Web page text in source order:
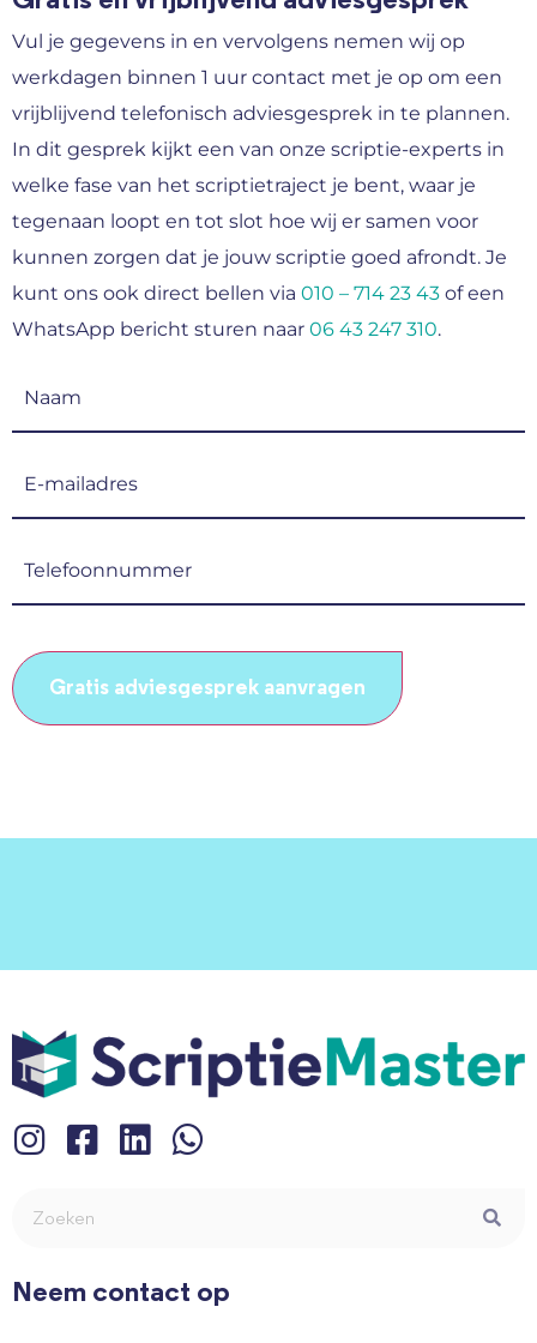
Vul je gegevens in en vervolgens nemen wij op
werkdagen binnen 1 uur contact met je op om een
vrijblijvend telefonisch adviesgesprek in te plannen.
In dit gesprek kijkt een van onze scriptie-experts in
welke fase van het scriptietraject je bent, waar je
tegenaan loopt en tot slot hoe wij er samen voor
kunnen zorgen dat je jouw scriptie goed afrondt. Je
kunt ons ook direct bellen via 010 – 714 23 43 of een
WhatsApp bericht sturen naar 06 43 247 310.
Neem contact op